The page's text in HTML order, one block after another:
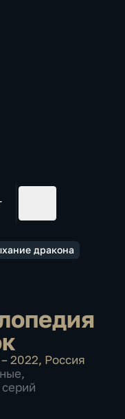
дракона
2022, Россия
,